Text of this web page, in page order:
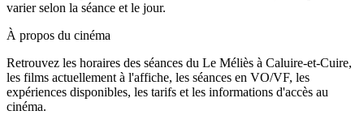
varier selon la séance et le jour.
À propos du cinéma
Retrouvez les horaires des séances du Le Méliès à Caluire-et-Cuire,
les films actuellement à l'affiche, les séances en VO/VF, les
expériences disponibles, les tarifs et les informations d'accès au
cinéma.